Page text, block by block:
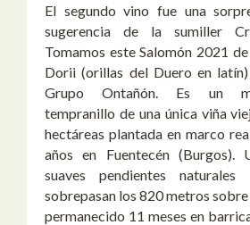
El segundo vino fue una
sugerencia de la sumiller
Tomamos este Salomón 2021
Dorii (orillas del Duero en
Grupo Ontañón. Es un
tempranillo de una única viña
hectáreas plantada en marco
años en Fuentecén (Burgos).
suaves pendientes
sobrepasan los 820 metros sobre
permanecido 11 meses en